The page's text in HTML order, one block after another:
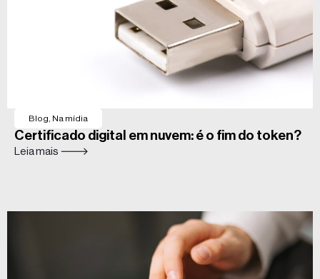
Blog Na mídia
Certificado digital em nuvem: é o fim do token?
Leia mais 🡒